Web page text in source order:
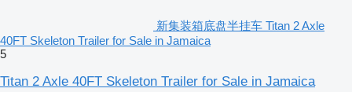
新集装箱底盘半挂车 Titan 2 Axle
40FT Skeleton Trailer for Sale in Jamaica
5
Titan 2 Axle 40FT Skeleton Trailer for Sale in Jamaica